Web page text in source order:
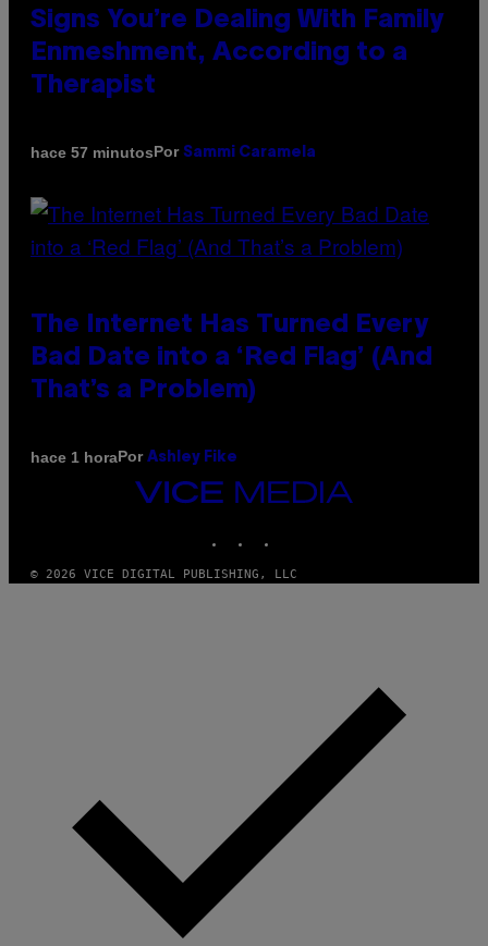
Signs You’re Dealing With Family
Enmeshment, According to a
Therapist
hace 57 minutosPor Sammi Caramela
The Internet Has Turned Every
Bad Date into a ‘Red Flag’ (And
That’s a Problem)
hace 1 horaPor Ashley Fike
VICE
© 2026 VICE DIGITAL PUBLISHING, LLC